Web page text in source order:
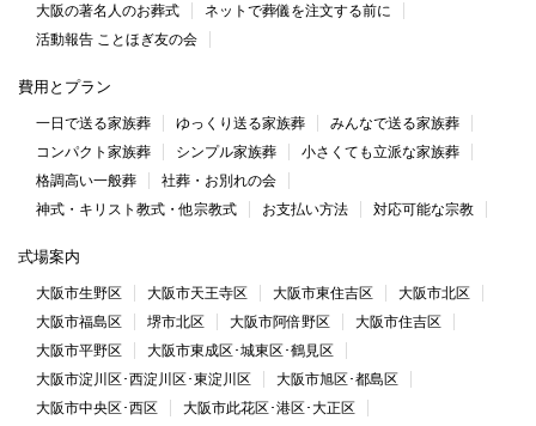
大阪の著名人のお葬式
ネットで葬儀を注文する前に
活動報告 ことほぎ友の会
費用とプラン
一日で送る家族葬 ゆっくり送る家族葬
みんなで送る家族葬
コンパクト家族葬
シンプル家族葬
小さくても立派な家族葬
格調高い一般葬
社葬・お別れの会
神式・キリスト教式・他宗教式
お支払い方法 対応可能な宗教
式場案内
大阪市生野区 大阪市天王寺区 大阪市東住吉区
大阪市北区
大阪市福島区
堺市北区 大阪市阿倍野区
大阪市住吉区
大阪市平野区
大阪市東成区･城東区･鶴見区
大阪市淀川区･西淀川区･東淀川区
大阪市旭区･都島区
大阪市中央区･西区
大阪市此花区･港区･大正区